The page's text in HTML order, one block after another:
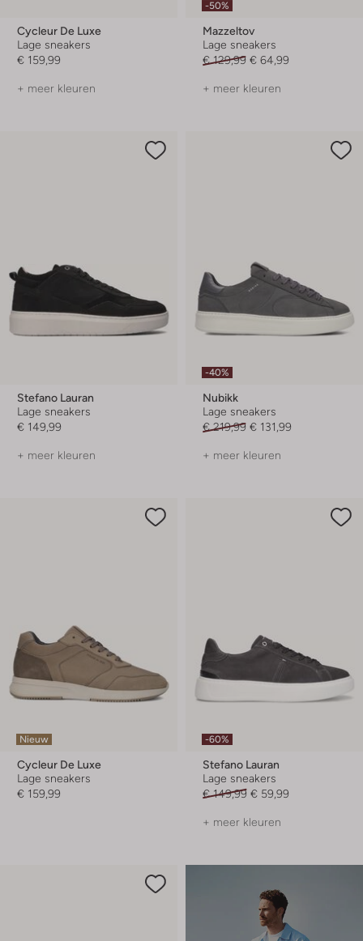
Cycleur De Luxe
Lage sneakers
€ 159,99
+ meer kleuren
-50%
Mazzeltov
Lage sneakers
€ 129,99 € 64,99
+ meer kleuren
Stefano Lauran
Lage sneakers
€ 149,99
+ meer kleuren
-40%
Nubikk
Lage sneakers
€ 219,99 € 131,99
+ meer kleuren
Nieuw
Cycleur De Luxe
Lage sneakers
€ 159,99
-60%
Stefano Lauran
Lage sneakers
€ 149,99 € 59,99
+ meer kleuren